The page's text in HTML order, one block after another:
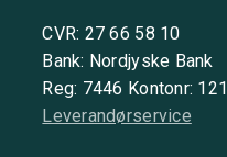
CVR: 27 66 58 10
Bank: Nordjyske Bank
Reg: 7446 Kontonr:
Leverandørservice